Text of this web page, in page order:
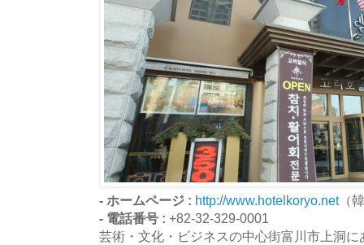
- ホームページ : http://www.hotelkoryo.net（
- 電話番号 : +82-32-329-0001
芸術・文化・ビジネスの中心街富川市上洞